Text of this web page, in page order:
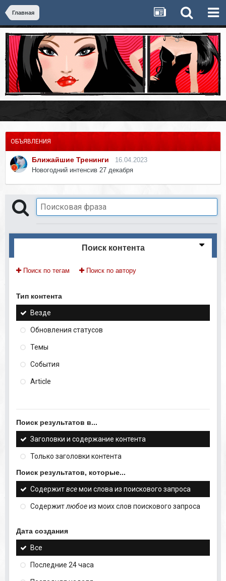
Главная
ОБЪЯВЛЕНИЯ
Ближайшие Тренинги
16.04.2023
Новогодний интенсив 27 декабря
Поиск контента
Поиск по тегам Поиск по автору
Тип контента
Везде
Обновления статусов
Темы
События
Article
Поиск результатов в...
Заголовки и содержание контента
Только заголовки контента
Поиск результатов, которые...
Содержитвсемои слова из поискового запроса
Содержитлюбоеиз моих слов поискового запроса
Дата создания
Все
Последние 24 часа